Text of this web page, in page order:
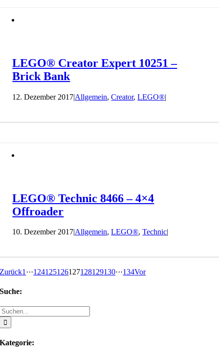
LEGO® Creator Expert 10251 –
Brick Bank
12. Dezember 2017|Allgemein,Creator,LEGO®|
LEGO® Technic 8466 – 4×4
Offroader
10. Dezember 2017|Allgemein,LEGO®,Technic|
Zurück1···124125126127128129130···134Vor
Suche:
Kategorie: